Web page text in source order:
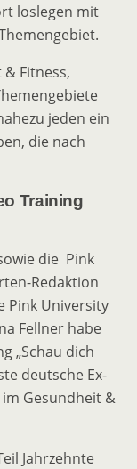
loslegen mit
Fitness,
jeden ein
die nach
Training
die Pink
Redaktion
Pink University
Fellner habe
„Schau dich
deutsche Ex-
Gesundheit &
Jahrzehnte